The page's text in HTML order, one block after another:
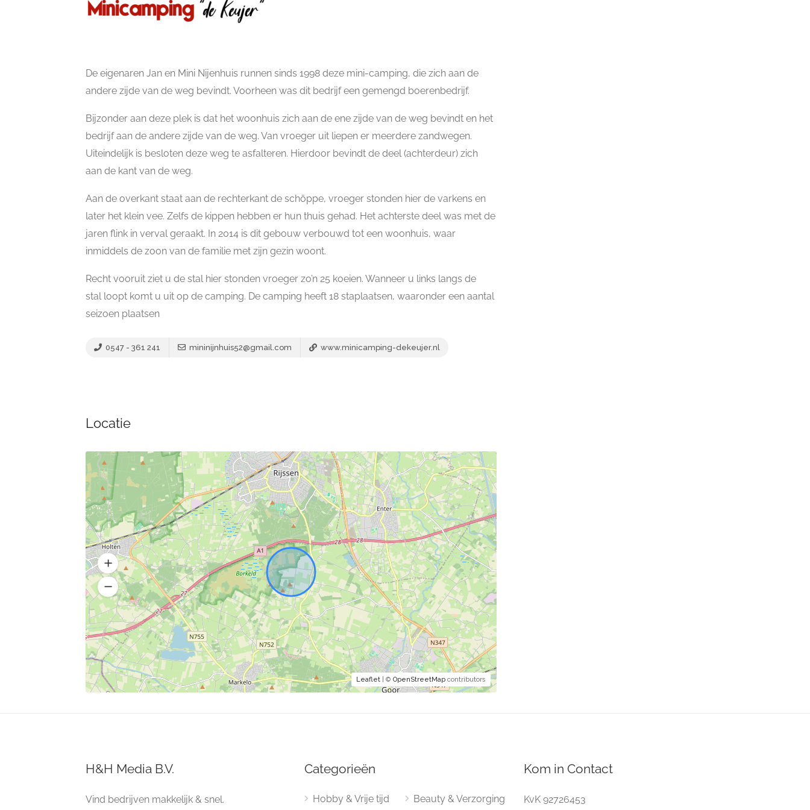
De eigenaren Jan en Mini Nijenhuis runnen sinds 1998 deze mini-camping, die zich aan de
andere zijde van de weg bevindt. Voorheen was dit bedrijf een gemengd boerenbedrijf.
Bijzonder aan deze plek is dat het woonhuis zich aan de ene zijde van de weg bevindt en het
bedrijf aan de andere zijde van de weg. Van vroeger uit liepen er meerdere zandwegen.
Uiteindelijk is besloten deze weg te asfalteren. Hierdoor bevindt de deel (achterdeur) zich
aan de kant van de weg.
Aan de overkant staat aan de rechterkant de schöppe, vroeger stonden hier de varkens en
later het klein vee. Zelfs de kippen hebben er hun thuis gehad. Het achterste deel was met de
jaren flink in verval geraakt. In 2014 is dit gebouw verbouwd tot een woonhuis, waar
inmiddels de zoon van de familie met zijn gezin woont.
Recht vooruit ziet u de stal hier stonden vroeger zo’n 25 koeien. Wanneer u links langs de
stal loopt komt u uit op de camping. De camping heeft 18 staplaatsen, waaronder een aantal
seizoen plaatsen
0547 - 361 241 mininijnhuis52@gmail.com www.minicamping-dekeujer.nl
Locatie
Leaflet| © OpenStreetMapcontributors
H&H Media B.V.
Vind bedrijven makkelijk & snel.
Categorieën
Hobby & Vrije tijd Beauty & Verzorging
Kom in Contact
KvK 92726453